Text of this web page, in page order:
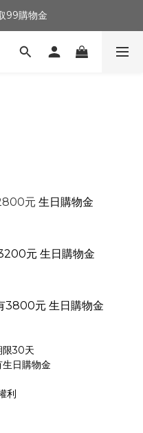
99購物金
元 生日購物金
元 生日購物金
3800元 生日購物金
限30天
日購物金
利